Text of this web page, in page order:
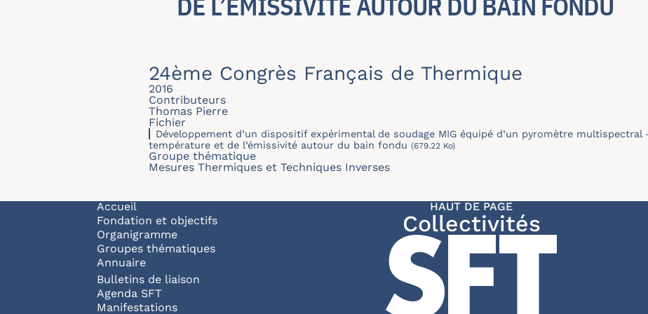
24ème Congrès Français de Thermique
2016
Contributeurs
Thomas Pierre
Fichier
Développement d’un dispositif expérimental de soudage MIG équipé d’un pyromètre
température et de l’émissivité autour du bain fondu (679.22 Ko)
Groupe thématique
Mesures Thermiques et Techniques Inverses
Navigation principale
Accueil
Fondation et objectifs
Organigramme
Groupes thématiques
Annuaire
Bulletins de liaison
Agenda SFT
Manifestations
HAUT DE PAGE
Collectivités